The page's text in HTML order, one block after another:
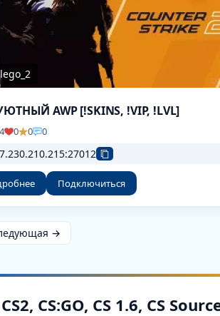
AWP [!SKINS, !VIP, !LVL]
0 0 0
Подключиться
→
CS:GO, CS 1.6, CS